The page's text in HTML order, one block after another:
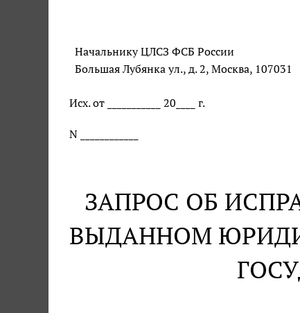
Начальнику ЦЛСЗ ФСБ России
Большая Лубянка ул., д. 2, Москва, 107031
Исх. от ___________ 20____ г.
N ____________
ЗАПРОС ОБ
ВЫДАННОМ